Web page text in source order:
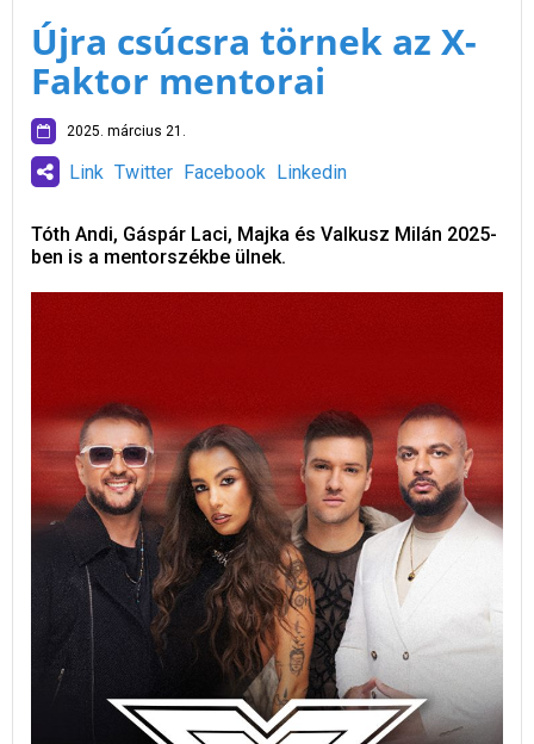
Újra csúcsra törnek az X-
Faktor mentorai
2025. március 21.
Link Twitter Facebook Linkedin
Tóth Andi, Gáspár Laci, Majka és Valkusz Milán 2025-
ben is a mentorszékbe ülnek.